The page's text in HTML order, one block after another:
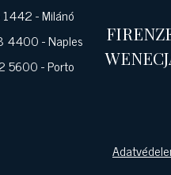
- Milánó
4400- Naples
5600- Porto